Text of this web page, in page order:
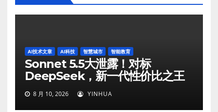
AI技术文章 AI科技 智慧城市 智能教育
Sonnet 5.5大泄露！对标
DeepSeek，新一代性价比之王
8 月 10, 2026 YINHUA